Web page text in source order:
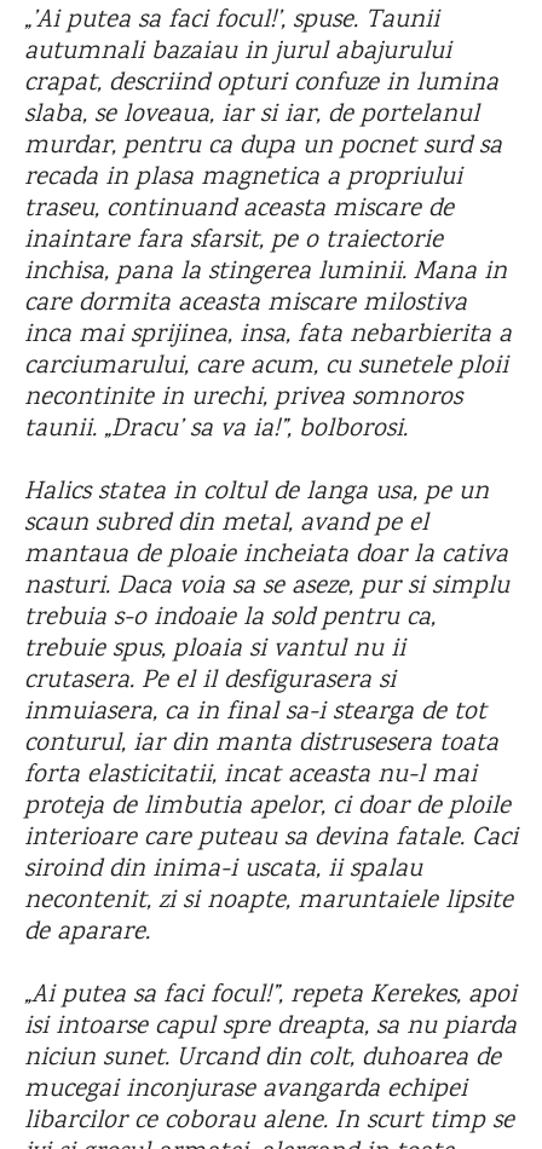
„’Ai putea sa faci focul!’, spuse. Taunii
autumnali bazaiau in jurul abajurului
crapat, descriind opturi confuze in lumina
slaba, se loveaua, iar si iar, de portelanul
murdar, pentru ca dupa un pocnet surd sa
recada in plasa magnetica a propriului
traseu, continuand aceasta miscare de
inaintare fara sfarsit, pe o traiectorie
inchisa, pana la stingerea luminii. Mana in
care dormita aceasta miscare milostiva
inca mai sprijinea, insa, fata nebarbierita a
carciumarului, care acum, cu sunetele ploii
necontinite in urechi, privea somnoros
taunii. „Dracu’ sa va ia!”, bolborosi.
Halics statea in coltul de langa usa, pe un
scaun subred din metal, avand pe el
mantaua de ploaie incheiata doar la cativa
nasturi. Daca voia sa se aseze, pur si simplu
trebuia s-o indoaie la sold pentru ca,
trebuie spus, ploaia si vantul nu ii
crutasera. Pe el il desfigurasera si
inmuiasera, ca in final sa-i stearga de tot
conturul, iar din manta distrusesera toata
forta elasticitatii, incat aceasta nu-l mai
proteja de limbutia apelor, ci doar de ploile
interioare care puteau sa devina fatale. Caci
siroind din inima-i uscata, ii spalau
necontenit, zi si noapte, maruntaiele lipsite
de aparare.
„Ai putea sa faci focul!”, repeta Kerekes, apoi
isi intoarse capul spre dreapta, sa nu piarda
niciun sunet. Urcand din colt, duhoarea de
mucegai inconjurase avangarda echipei
libarcilor ce coborau alene. In scurt timp se